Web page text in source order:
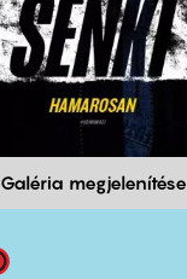
Galéria megjelenítése